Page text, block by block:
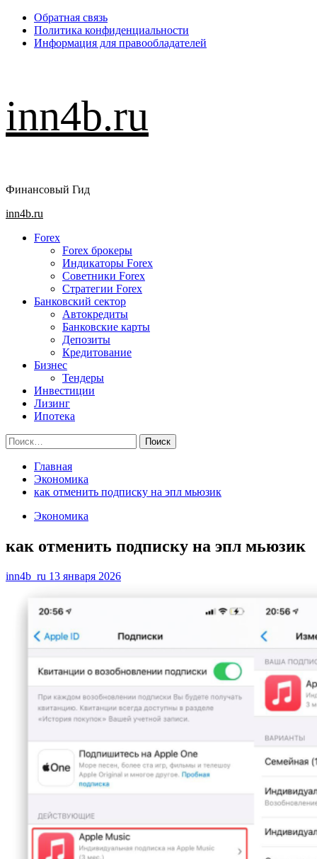
Перейти
содержимому
Обратная связь
Политика конфиденциальности
Информация для правообладателей
inn4b.ru
Финансовый Гид
Основное
inn4b.ru
Forex
Forex брокеры
Индикаторы Forex
Советники Forex
Стратегии Forex
Банковский сектор
Автокредиты
Банковские карты
Депозиты
Кредитование
Бизнес
Тендеры
Инвестиции
Лизинг
Ипотека
Найти:
Главная
Экономика
как отменить подписку на эпл мьюзик
Экономика
как отменить подписку на эпл мьюзик
inn4b_ru 13 января 2026